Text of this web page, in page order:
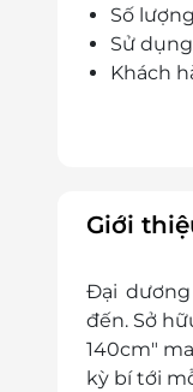
Số
Sử
Khách
Không
Giá
Giới
Đại
đến. Sở
140cm"
kỳ bí tới